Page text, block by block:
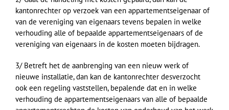
kantonrechter op verzoek van een appartementseigenaar of
van de vereniging van eigenaars tevens bepalen in welke
verhouding alle of bepaalde appartementseigenaars of de
vereniging van eigenaars in de kosten moeten bijdragen.
3/ Betreft het de aanbrenging van een nieuw werk of
nieuwe installatie, dan kan de kantonrechter desverzocht
ook een regeling vaststellen, bepalende dat en in welke
verhouding de appartementseigenaars van alle of bepaalde